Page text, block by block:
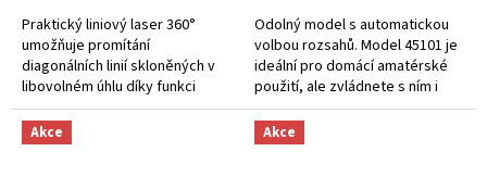
Praktický liniový laser 360°
umožňuje promítání
diagonálních linií skloněných v
libovolném úhlu díky funkci
uzamčení.
Odolný model s automatickou
volbou rozsahů. Model 45101 je
ideální pro domácí amatérské
použití, ale zvládnete s ním i
profesionální měření do 1000 V.
Akce Akce